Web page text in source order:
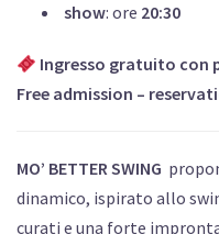
show: ore 20:30
Ingresso gratuito con
Free admission –
MO’ BETTER SWING
dinamico, ispirato allo
curati e una forte